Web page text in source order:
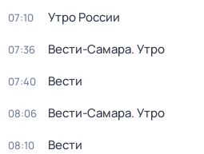
07:10 Утро России
07:36 Вести-Самара. Утро
07:40 Вести
08:06 Вести-Самара. Утро
08:10 Вести